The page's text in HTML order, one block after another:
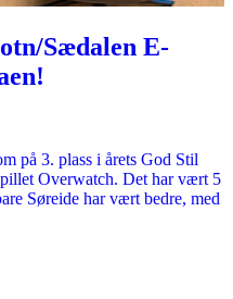
Sædalen E-
på 3. plass i årets God Stil
Overwatch. Det har vært 5
Søreide har vært bedre, med